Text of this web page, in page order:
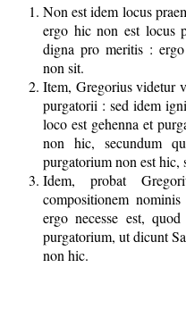
Non est idem locus
ergo hic non est locus
digna pro meritis :
non sit.
Item, Gregorius videtur
purgatorii : sed idem
loco est gehenna et
non hic, secundum
purgatorium non est hic,
Idem, probat
compositionem
ergo necesse est,
purgatorium, ut dicunt
non hic.